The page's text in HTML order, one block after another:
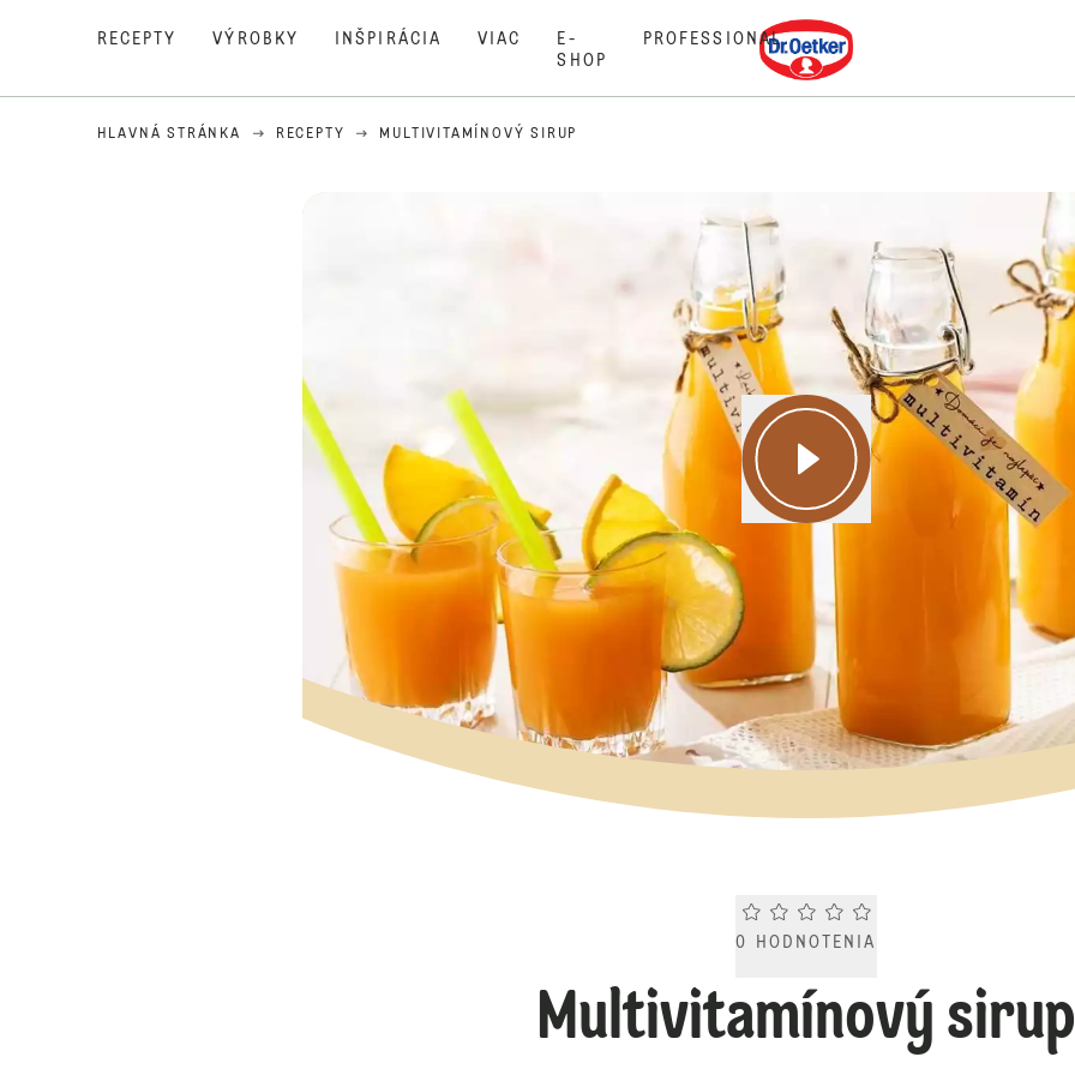
RECEPTY VÝROBKY INŠPIRÁCIA VIAC
E-
SHOP
PROFESSIONAL Dr. Oetker
HLAVNÁ STRÁNKA RECEPTY MULTIVITAMÍNOVÝ SIRUP
Current rating 0.0. Click to rate.
0 HODNOTENIA
Multivitamínový sirup